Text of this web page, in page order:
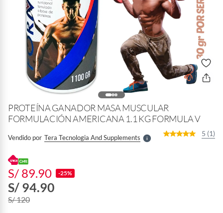
PROTEÍNA GANADOR MASA MUSCULAR
FORMULACIÓN AMERICANA 1.1 KG FORMULA V
Vendido por Tera Tecnologia And SupplementsS
l
l
e
I
n
f
o
5 (1)
S/ 89.90 -25%
S/ 94.90
S/ 120